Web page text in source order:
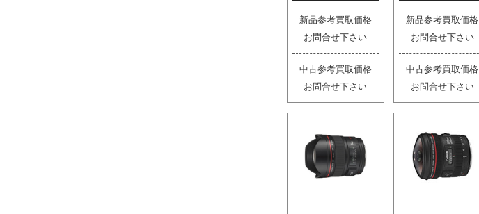
新品参考買取価格
お問合せ下さい
中古参考買取価格
お問合せ下さい
新品参考買取価格
お問合せ下さい
中古参考買取価格
お問合せ下さい